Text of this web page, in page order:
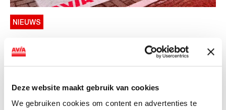
Deze website maakt gebruik van cookies
We gebruiken cookies om content en advertenties te
NIEUWS
AVIA VOLT en Fletcher Hotels starten
landelijke uitrol van DC-
AVIA VOLT en Fletcher Hotels starten landelijke uitrol
van DC-snellaadinfrastructuur AVIA VOLT en...